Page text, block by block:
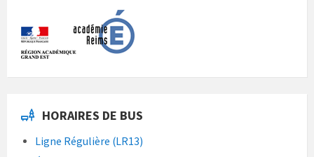
HORAIRES DE BUS
Ligne Régulière (LR13)